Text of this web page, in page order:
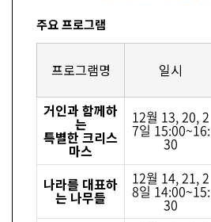
주요 프로그램
프로그램명 일시
거인과 함께하
는
특별한 크리스
마스
12월 13, 20, 2
7일 15:00~16:
30
나라를 대표하
는 나무들
12월 14, 21, 2
8일 14:00~15:
30